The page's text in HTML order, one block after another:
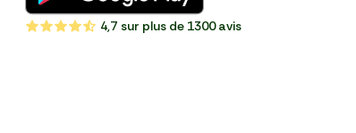
4,7 sur plus de 1300 avis